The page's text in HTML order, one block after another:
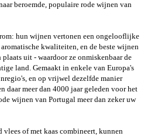
beroemde, populaire rode wijnen van
hun wijnen vertonen een ongelooflijke
kwaliteiten, en de beste wijnen
uit - waardoor ze onmiskenbaar de
land. Gemaakt in enkele van Europa's
en op vrijwel dezelfde manier
daar meer dan 4000 jaar geleden voor het
wijnen van Portugal meer dan zeker uw
of met kaas combineert, kunnen